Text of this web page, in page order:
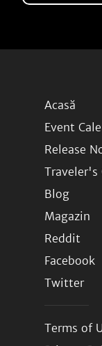
Acasă
Event
Release
Traveler's
Blog
Magazin
Reddit
Facebook
Twitter
Terms of